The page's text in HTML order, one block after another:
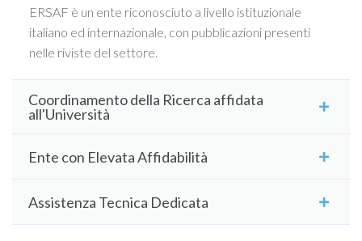
ERSAF è un ente riconosciuto a livello istituzionale
italiano ed internazionale, con pubblicazioni presenti
nelle riviste del settore.
Coordinamento della Ricerca affidata
all'Università
ERSAF collabora con docenti Ordinari Universitari, nel
coordinati dalla Facoltà di Ingegneria dell’Università
Ente con Elevata Affidabilità
ERSAF possiede tutte le qualifiche necessarie per
Assistenza Tecnica Dedicata